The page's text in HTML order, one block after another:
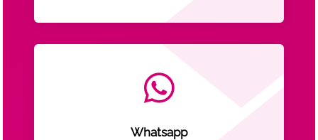

Whatsapp